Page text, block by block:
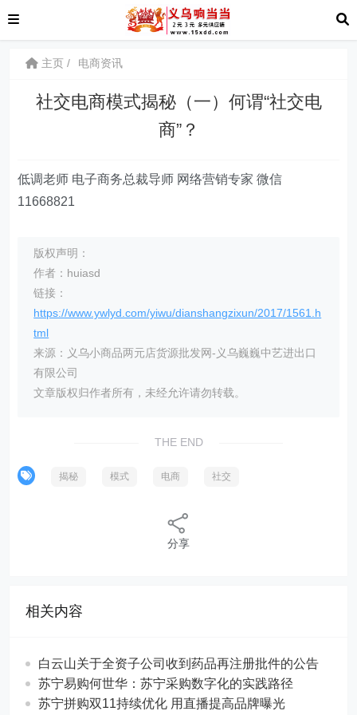
主页 电商资讯
社交电商模式揭秘（一）何谓“社交电
商”？
低调老师 电子商务总裁导师 网络营销专家 微信
11668821
版权声明：
作者：huiasd
链接：
https://www.ywlyd.com/yiwu/dianshangzixun/2017/1561.h
tml
来源：义乌小商品两元店货源批发网-义乌巍巍中艺进出口
有限公司
文章版权归作者所有，未经允许请勿转载。
THE END
揭秘 模式 电商 社交
分享
相关内容
白云山关于全资子公司收到药品再注册批件的公告
苏宁易购何世华：苏宁采购数字化的实践路径
苏宁拼购双11持续优化 用直播提高品牌曝光